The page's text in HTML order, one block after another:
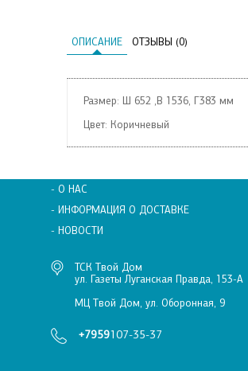
ОПИСАНИЕ ОТЗЫВЫ (0)
Размер: Ш 652 ,В 1536, Г383 мм
Цвет: Коричневый
- О НАС
- ИНФОРМАЦИЯ О ДОСТАВКЕ
- НОВОСТИ
ТСК Твой Дом
ул. Газеты Луганская Правда, 153-А
МЦ Твой Дом, ул. Оборонная, 9
+7959107-35-37